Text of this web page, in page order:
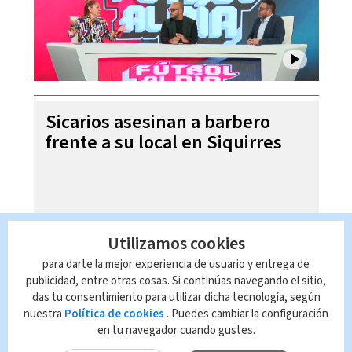
Sicarios asesinan a barbero
frente a su local en Siquirres
Utilizamos cookies
para darte la mejor experiencia de usuario y entrega de
publicidad, entre otras cosas. Si continúas navegando el sitio,
das tu consentimiento para utilizar dicha tecnología, según
nuestra Política de cookies . Puedes cambiar la configuración
en tu navegador cuando gustes.